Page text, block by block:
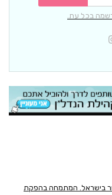
בכל עת.
בישראל. המתמחה בהפקת